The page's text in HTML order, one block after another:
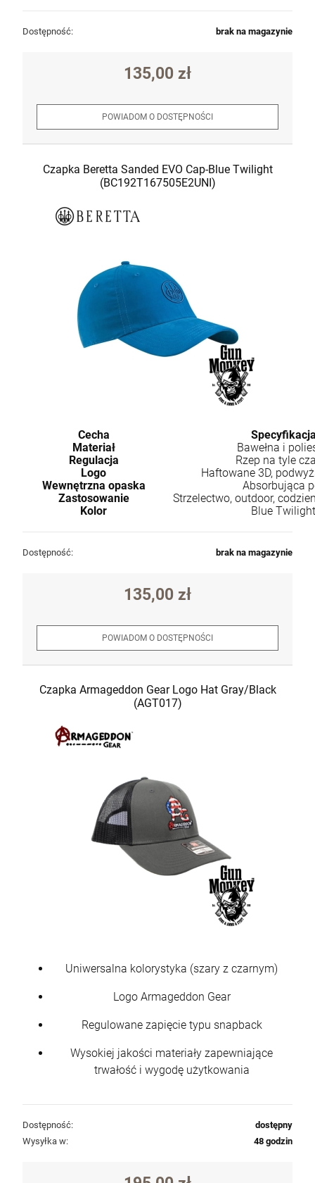
Dostępność: brak na magazynie
135,00 zł
POWIADOM O DOSTĘPNOŚCI
Czapka Beretta Sanded EVO Cap-Blue Twilight
(BC192T167505E2UNI)
Cecha
Materiał
Bawełna i
Regulacja
Rzep na tyle
Logo
Haftowane 3D,
Wewnętrzna opaska
Absorbująca
Zastosowanie
Strzelectwo, outdoor,
Kolor
Blue Twilight
Dostępność: brak na magazynie
135,00 zł
POWIADOM O DOSTĘPNOŚCI
Czapka Armageddon Gear Logo Hat Gray/Black
(AGT017)
Uniwersalna kolorystyka (szary z czarnym)
Logo Armageddon Gear
Regulowane zapięcie typu snapback
Wysokiej jakości materiały zapewniające
trwałość i wygodę użytkowania
Dostępność:
dostępny
Wysyłka w:
48 godzin